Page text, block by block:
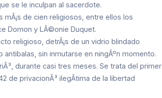
se le inculpan al sacerdote.
mÃ¡s de cien religiosos, entre ellos los
Domon y LÃ©onie Duquet.
religioso, detrÃ¡s de un vidrio blindado
antibalas, sin inmutarse en ningÃºn momento.
durante casi tres meses. Se trata del primer
de privacionÃ³ ilegÃ­tima de la libertad